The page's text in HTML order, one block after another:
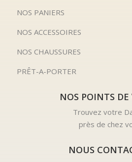
NOS PANIERS
NOS ACCESSOIRES
NOS CHAUSSURES
PRÊT-A-PORTER
NOS POINTS DE
Trouvez votre
près de chez
NOUS